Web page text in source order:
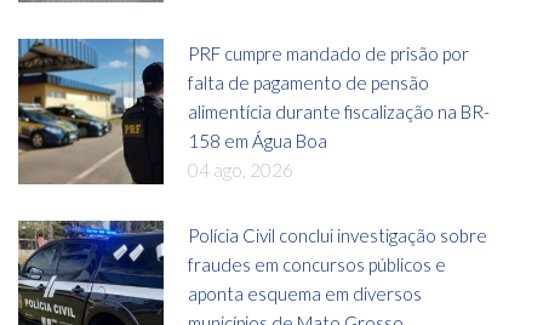
PRF cumpre mandado de prisão por
falta de pagamento de pensão
alimentícia durante fiscalização na BR-
158 em Água Boa
04 ago, 2026
Polícia Civil conclui investigação sobre
fraudes em concursos públicos e
aponta esquema em diversos